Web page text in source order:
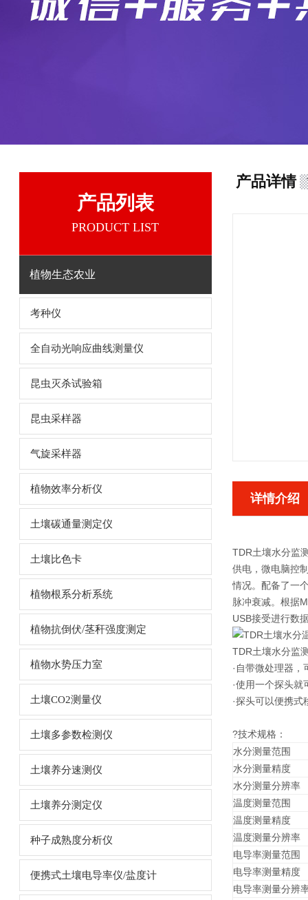
产品列表
PRODUCT LIST
植物生态农业
考种仪
全自动光响应曲线测量仪
昆虫灭杀试验箱
昆虫采样器
气旋采样器
植物效率分析仪
土壤碳通量测定仪
土壤比色卡
植物根系分析系统
植物抗倒伏/茎秆强度测定
植物水势压力室
土壤CO2测量仪
土壤多参数检测仪
土壤养分速测仪
土壤养分测定仪
种子成熟度分析仪
便携式土壤电导率仪/盐度计
产品详情
详情介绍
TDR土壤水分监
供电，微电脑控
情况。配备了一
脉冲衰减。根据
USB接受进行数
TDR土壤水分监
·自带微处理器
·使用一个探头
·探头可以便携
?技术规格：
水分测量范围
水分测量精度
水分测量分辨率
温度测量范围
温度测量精度
温度测量分辨率
电导率测量范围
电导率测量精度
电导率测量分辨